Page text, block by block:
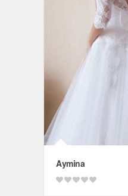
Aymina